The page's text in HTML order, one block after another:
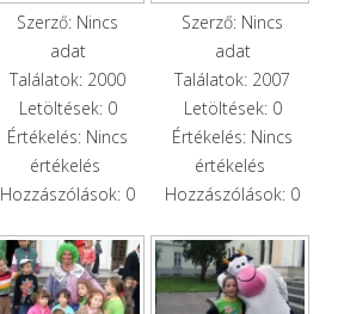
Szerző: Nincs
adat
Találatok: 2000
Letöltések: 0
Értékelés: Nincs
értékelés
Hozzászólások: 0
Szerző: Nincs
adat
Találatok: 2007
Letöltések: 0
Értékelés: Nincs
értékelés
Hozzászólások: 0